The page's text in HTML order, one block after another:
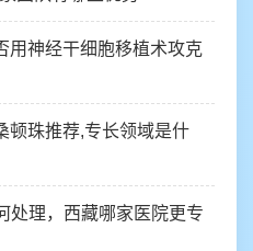
用神经干细胞移植术攻克
顿珠推荐,专长领域是什
处理，西藏哪家医院更专